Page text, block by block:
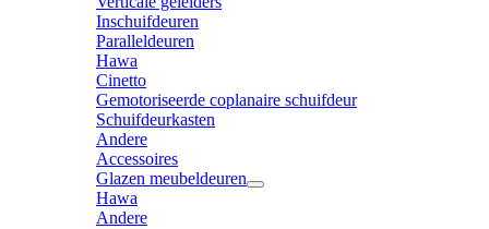
Inschuifdeuren
Paralleldeuren
Hawa
Cinetto
Gemotoriseerde coplanaire schuifdeur
Schuifdeurkasten
Andere
Accessoires
Glazen meubeldeuren
Hawa
Andere